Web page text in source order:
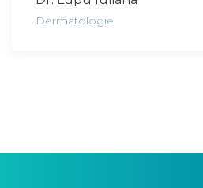
Dermatologie